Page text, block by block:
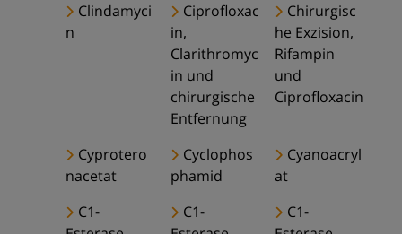
Clindamyci
n
Ciprofloxac
in,
Clarithromyc
in und
chirurgische
Entfernung
Chirurgisc
he Exzision,
Rifampin
und
Ciprofloxacin
Cyprotero
nacetat
Cyclophos
phamid
Cyanoacryl
at
C1-
C1-
C1-